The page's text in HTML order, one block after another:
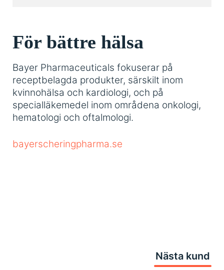
För bättre hälsa
Bayer Pharmaceuticals fokuserar på
receptbelagda produkter, särskilt inom
kvinnohälsa och kardiologi, och på
specialläkemedel inom områdena onkologi,
hematologi och oftalmologi.
bayerscheringpharma.se
Nästa kund